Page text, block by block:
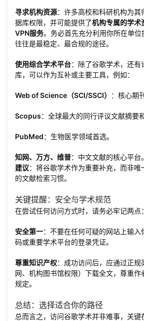
寻求机构资源：许多高校和科研机构为
据库权限，并可能提供了机构专属的学术
VPN服务。务必首先充分利用你所在单
往往是最稳定、最合规的途径。
使用综合学术平台：除了谷歌学术，还
库，可以作为互补或主要工具，例如：
Web of Science（SCI/SSCI） ：核心期
Scopus：全球最大的同行评议文献摘要
PubMed：生物医学领域首选。
知网、万方、维普：中文文献的核心平台。
建议：将谷歌学术作为重要补充，而非
的文献检索习惯。
关键提醒：安全与学术规范
在尝试任何访问方式时，请务必牢记两点：
安全第一：不要在任何可疑的网站上输
码或重要学术平台的登录凭证。
尊重知识产权：成功访问后，应通过正规
网、机构图书馆权限）下载全文，尊重作
规定。
总结：选择适合你的路径
总而言之，访问谷歌学术并非难事，关键